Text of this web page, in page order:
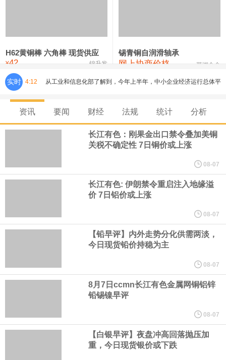
氯化镍 38,300—40,300 39,300 0
H62黄铜棒 六角棒 现货供应
¥42 锦升发
锡青铜自润滑轴承
网上协商价格 芜湖合金
实时 4:12 从工业和信息化部了解到，今年上半年，中小企业经济运行总体平
稳，主要指标保持较快增长，企业效益持续改善。今年上半年，规
模以上工业中小企业增加值同比增长5.8%，营业收入同比增长
2022年以来同期最高水平，生产经营稳步向好，盈利能力持续增
伊朗议会主席团成员萨利米公开伊方拟议的霍尔木兹海峡战略管理
者将被处以最高达货物价值20%的罚款。该方案显示，美国、以色
列等国的船只将被禁止通过霍尔木兹海峡；与以色列有关的军用和
民用货物不得通过该区域；参与针对“抵抗阵线”行动的船只或货物也
资讯 要闻 财经 法规 统计 分析
长江有色：刚果金出口禁令叠加美铜
关税不确定性 7日铜价或上涨
08-07
长江有色: 伊朗禁令重启注入地缘溢
价 7日铝价或上涨
08-07
【铅早评】内外走势分化供需两淡，
今日现货铅价持稳为主
08-07
8月7日ccmn长江有色金属网铜铝锌
铅锡镍早评
08-07
【白银早评】夜盘冲高回落抛压加
重，今日现货银价或下跌